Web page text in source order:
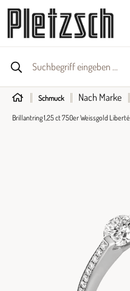
Schmuck Nach Marke
Brillantring 1,25 ct 750er Weissgold Liberté